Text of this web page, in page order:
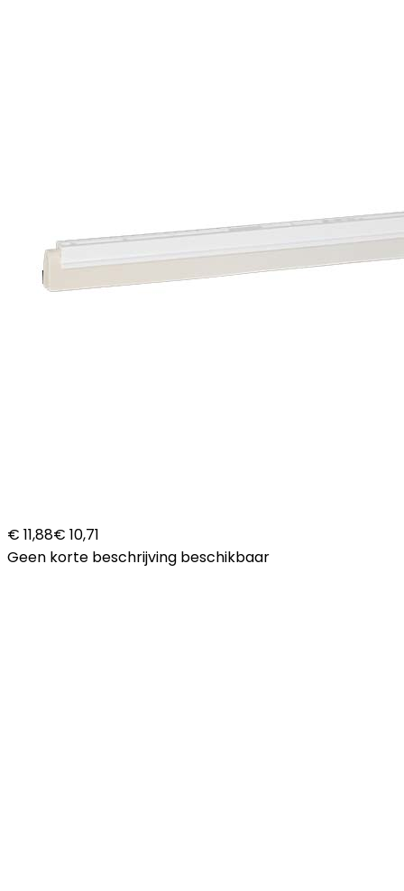
€ 11,88€ 10,71
Geen korte beschrijving beschikbaar